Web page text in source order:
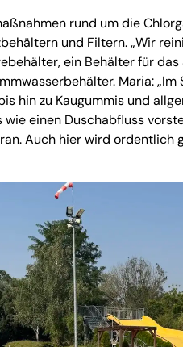
rund um die
und Filtern. „Wir
ein Behälter für
Maria:
hin zu Kaugummis und
wie einen Duschabfluss
Auch hier wird ordentlich